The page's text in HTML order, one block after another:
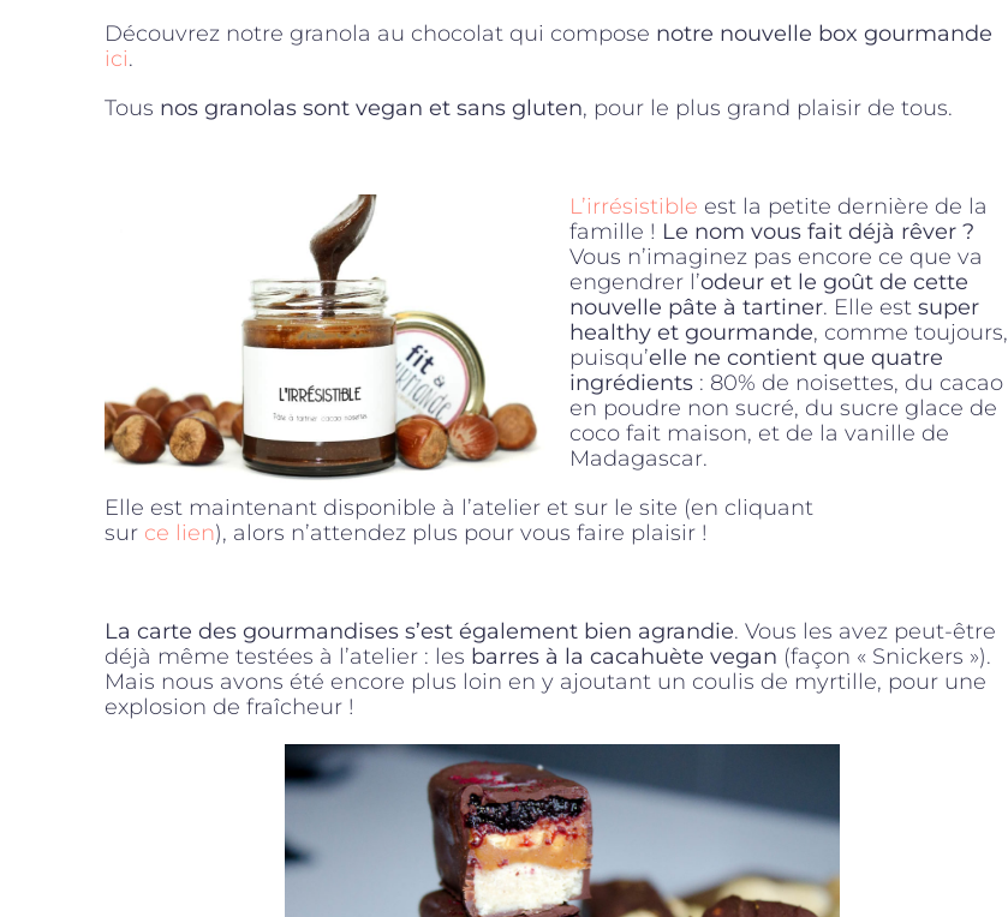
Découvrez notre granola au chocolat qui compose notre nouvelle box gourmande
ici.
Tous nos granolas sont vegan et sans gluten, pour le plus grand plaisir de tous.
L’irrésistible est la petite dernière de la
famille ! Le nom vous fait déjà rêver ?
Vous n’imaginez pas encore ce que va
engendrer l’odeur et le goût de cette
nouvelle pâte à tartiner. Elle est super
healthy et gourmande, comme toujours,
puisqu’elle ne contient que quatre
ingrédients : 80% de noisettes, du cacao
en poudre non sucré, du sucre glace de
coco fait maison, et de la vanille de
Madagascar.
Elle est maintenant disponible à l’atelier et sur le site (en cliquant
sur ce lien), alors n’attendez plus pour vous faire plaisir !
La carte des gourmandises s’est également bien agrandie. Vous les avez peut-être
déjà même testées à l’atelier : les barres à la cacahuète vegan (façon « Snickers »).
Mais nous avons été encore plus loin en y ajoutant un coulis de myrtille, pour une
explosion de fraîcheur !